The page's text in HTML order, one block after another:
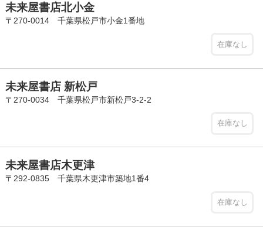
未来屋書店北小金
〒270-0014 千葉県松戸市小金1番地
在庫なし
未来屋書店 新松戸
〒270-0034 千葉県松戸市新松戸3-2-2
在庫なし
未来屋書店木更津
〒292-0835 千葉県木更津市築地1番4
在庫なし